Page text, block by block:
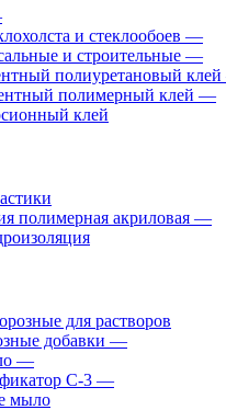
и стеклообоев —
и строительные —
полиуретановый клей
полимерный клей —
клей
полимерная акриловая —
для растворов
добавки —
—
С-3 —
мыло